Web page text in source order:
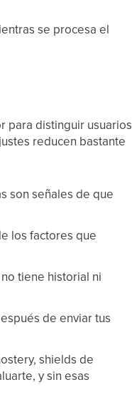
se procesa el
para distinguir usuarios
reducen bastante
son señales de que
los factores que
tiene historial ni
de enviar tus
shields de
y sin esas